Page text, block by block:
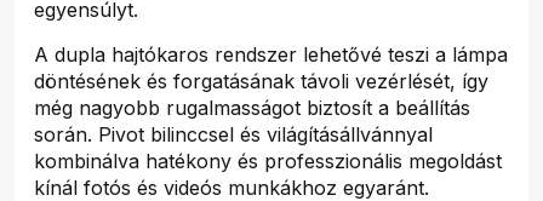
egyensúlyt.
A dupla hajtókaros rendszer lehetővé teszi a lámpa
döntésének és forgatásának távoli vezérlését, így
még nagyobb rugalmasságot biztosít a beállítás
során. Pivot bilinccsel és világításállvánnyal
kombinálva hatékony és professzionális megoldást
kínál fotós és videós munkákhoz egyaránt.